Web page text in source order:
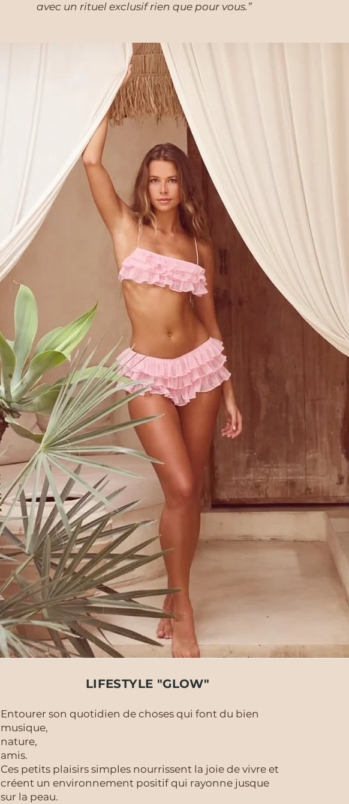
avec un rituel exclusif rien que pour vous.”
LIFESTYLE "GLOW"
Entourer son quotidien de choses qui font du bien
musique,
nature,
amis.
​Ces petits plaisirs simples nourrissent la joie de vivre et
créent un environnement positif qui rayonne jusque
sur la peau.